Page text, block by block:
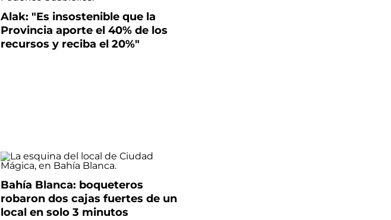
Alak: "Es insostenible que la
Provincia aporte el 40% de los
recursos y reciba el 20%"
Bahía Blanca: boqueteros
robaron dos cajas fuertes de un
local en solo 3 minutos